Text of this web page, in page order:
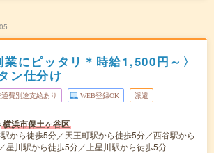
業にピッタリ＊時給1,500円～〉
ン仕分け
通費別途支給あり WEB登録OK 派遣
横浜市保土ヶ谷区
から徒歩5分／天王町駅から徒歩5分／西谷駅から
星川駅から徒歩5分／上星川駅から徒歩5分